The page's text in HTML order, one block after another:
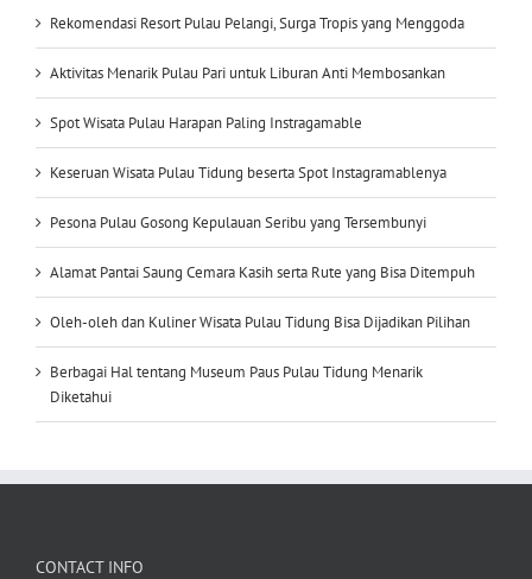
Rekomendasi Resort Pulau Pelangi, Surga Tropis yang Menggoda
Aktivitas Menarik Pulau Pari untuk Liburan Anti Membosankan
Spot Wisata Pulau Harapan Paling Instragamable
Keseruan Wisata Pulau Tidung beserta Spot Instagramablenya
Pesona Pulau Gosong Kepulauan Seribu yang Tersembunyi
Alamat Pantai Saung Cemara Kasih serta Rute yang Bisa Ditempuh
Oleh-oleh dan Kuliner Wisata Pulau Tidung Bisa Dijadikan Pilihan
Berbagai Hal tentang Museum Paus Pulau Tidung Menarik
Diketahui
CONTACT INFO